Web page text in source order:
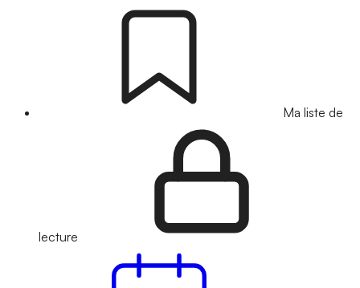
Ma liste de
lecture